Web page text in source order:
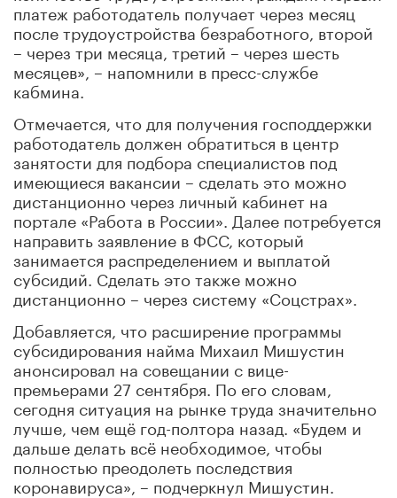
платеж работодатель получает через месяц
после трудоустройства безработного, второй
– через три месяца, третий – через шесть
месяцев», – напомнили в пресс-службе
кабмина.
Отмечается, что для получения господдержки
работодатель должен обратиться в центр
занятости для подбора специалистов под
имеющиеся вакансии – сделать это можно
дистанционно через личный кабинет на
портале «Работа в России». Далее потребуется
направить заявление в ФСС, который
занимается распределением и выплатой
субсидий. Сделать это также можно
дистанционно – через систему «Соцстрах».
Добавляется, что расширение программы
субсидирования найма Михаил Мишустин
анонсировал на совещании с вице-
премьерами 27 сентября. По его словам,
сегодня ситуация на рынке труда значительно
лучше, чем ещё год-полтора назад. «Будем и
дальше делать всё необходимое, чтобы
полностью преодолеть последствия
коронавируса», – подчеркнул Мишустин.